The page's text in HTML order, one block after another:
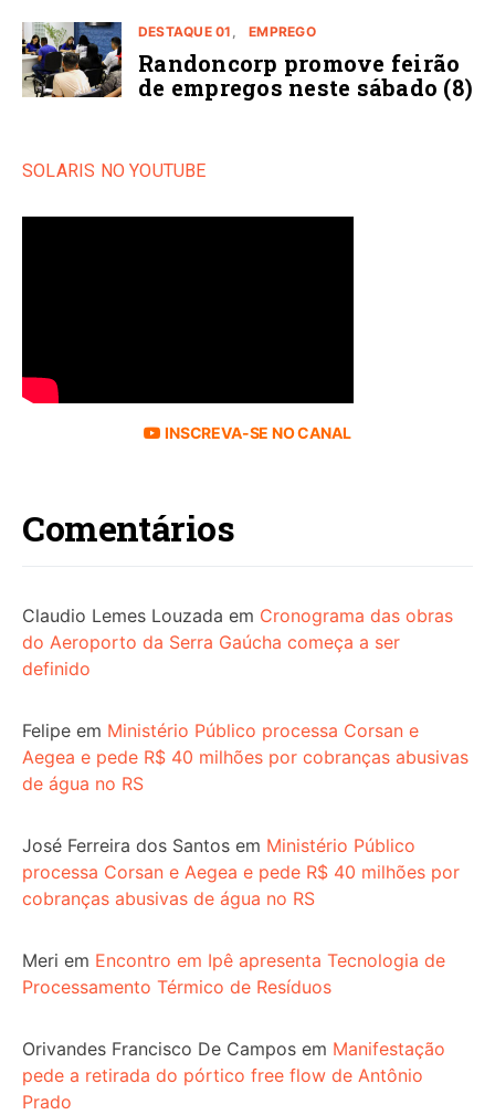
DESTAQUE 01 EMPREGO
Randoncorp promove feirão
de empregos neste sábado (8)
SOLARIS NO YOUTUBE
INSCREVA-SE NO CANAL
Comentários
Claudio Lemes Louzada em Cronograma das obras
do Aeroporto da Serra Gaúcha começa a ser
definido
Felipe em Ministério Público processa Corsan e
Aegea e pede R$ 40 milhões por cobranças abusivas
de água no RS
José Ferreira dos Santos em Ministério Público
processa Corsan e Aegea e pede R$ 40 milhões por
cobranças abusivas de água no RS
Meri em Encontro em Ipê apresenta Tecnologia de
Processamento Térmico de Resíduos
Orivandes Francisco De Campos em Manifestação
pede a retirada do pórtico free flow de Antônio
Prado